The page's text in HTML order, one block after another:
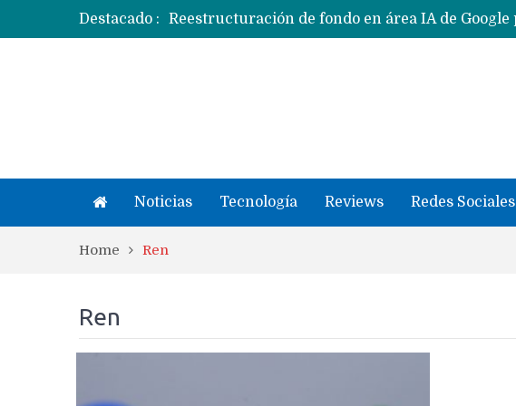
Destacado :
Noticias Tecnología Reviews Redes Sociales
Home Ren
Ren